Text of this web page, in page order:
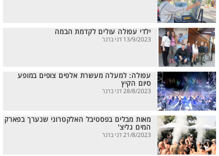
ילדי עפולה עולים לקדמת הבמה
13/9/2023 דני ברנר
עפולה: למעלה מעשרת אלפים צופים במופע
סיום הקיץ
28/8/2023 דני ברנר
מאות מבלים בפסטיבל האלקטרוני שנערך בפארק
המים גליצ'
21/8/2023 דני ברנר